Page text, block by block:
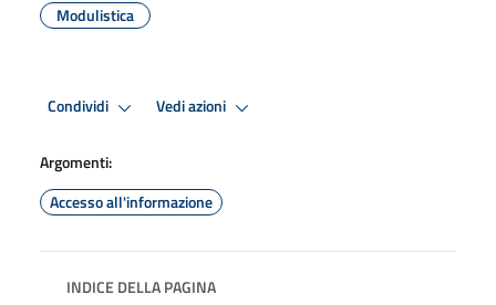
Modulistica
Condividi Vedi azioni
Argomenti:
Accesso all'informazione
INDICE DELLA PAGINA